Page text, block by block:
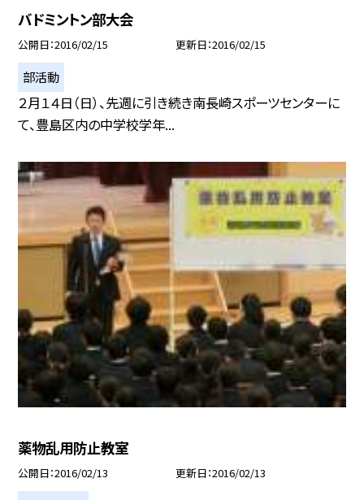
バドミントン部大会
公開日 2016/02/15 更新日 2016/02/15
部活動
２月１４日（日）、先週に引き続き南長崎スポーツセンターに
て、豊島区内の中学校学年...
薬物乱用防止教室
公開日 2016/02/13 更新日 2016/02/13